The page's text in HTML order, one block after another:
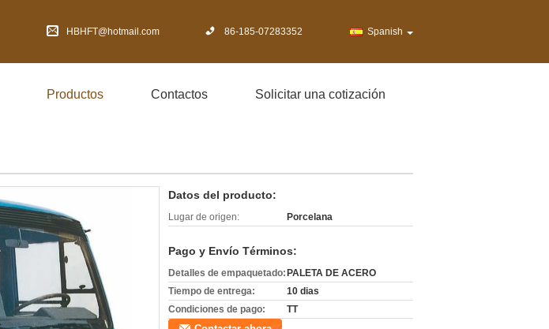
HBHFT@hotmail.com 86-185-07283352 Spanish
Productos Contactos Solicitar una cotización
Datos del producto:
Lugar de origen: Porcelana
Pago y Envío Términos:
Detalles de empaquetado: PALETA DE ACERO
Tiempo de entrega:
10 dias
Condiciones de pago:
TT